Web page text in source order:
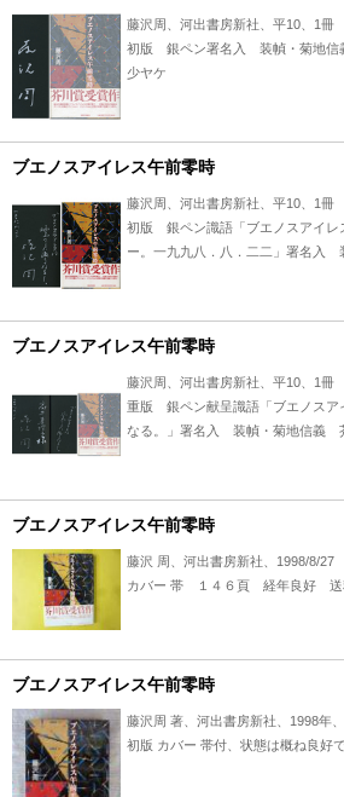
藤沢周、河出書房新社、平10、1冊
初版 銀ペン署名入 装幀・菊地
少ヤケ
ブエノスアイレス午前零時
藤沢周、河出書房新社、平10、1冊
初版 銀ペン識語「ブエノスアイレ
ー。一九九八．八．二二」署名
ブエノスアイレス午前零時
藤沢周、河出書房新社、平10、1冊
重版 銀ペン献呈識語「ブエノスア
なる。」署名入 装幀・菊地信義
ブエノスアイレス午前零時
藤沢 周、河出書房新社、1998/8/27
カバー 帯 １４６頁 経年良好 送
ブエノスアイレス午前零時
藤沢周 著、河出書房新社、1998年
初版 カバー 帯付、状態は概ね良好